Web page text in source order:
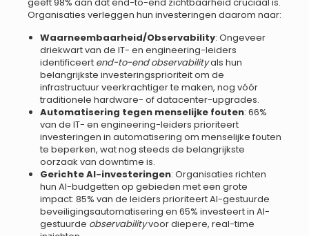
geeft 98% aan dat end-to-end zichtbaarheid cruciaal is.
Organisaties verleggen hun investeringen daarom naar:
Waarneembaarheid/Observability: Ongeveer
driekwart van de IT- en engineering-leiders
identificeert end-to-end observabilityals hun
belangrijkste investeringsprioriteit om de
infrastructuur veerkrachtiger te maken, nog vóór
traditionele hardware- of datacenter-upgrades.
Automatisering tegen menselijke fouten: 66%
van de IT- en engineering-leiders prioriteert
investeringen in automatisering om menselijke fouten
te beperken, wat nog steeds de belangrijkste
oorzaak van downtime is.
Gerichte AI-investeringen: Organisaties richten
hun AI-budgetten op gebieden met een grote
impact: 85% van de leiders prioriteert AI-gestuurde
beveiligingsautomatisering en 65% investeert in AI-
gestuurde observabilityvoor diepere, real-time